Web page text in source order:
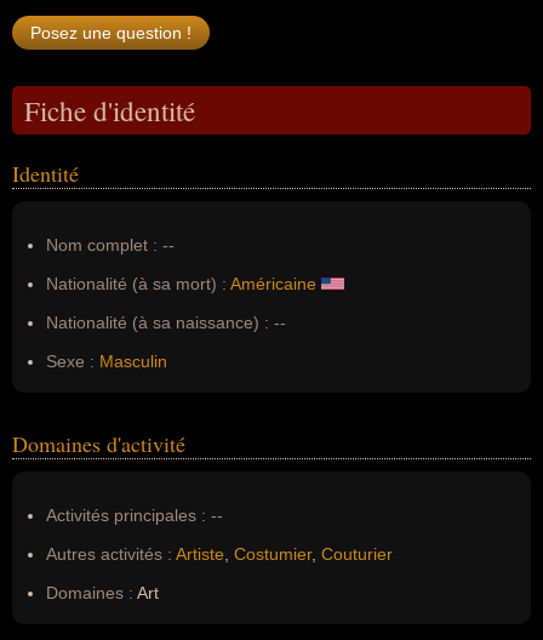
Fiche d'identité
Identité
Nom complet : --
Nationalité (à sa mort) : Américaine
Nationalité (à sa naissance) : --
Sexe : Masculin
Domaines d'activité
Activités principales : --
Autres activités : Artiste Costumier, Couturier
Domaines : Art